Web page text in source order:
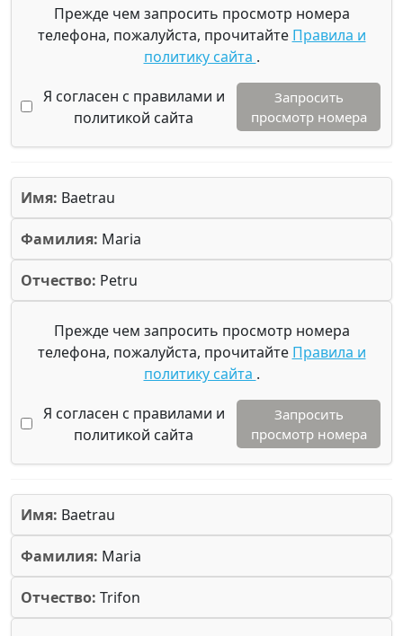
Прежде чем запросить просмотр номера
телефона, пожалуйста, прочитайте Правила и
политику сайта .
Я согласен с правилами и
политикой сайта
Запросить
просмотр номера
Имя: Baetrau
Фамилия: Maria
Отчество: Petru
Прежде чем запросить просмотр номера
телефона, пожалуйста, прочитайте Правила и
политику сайта .
Я согласен с правилами и
политикой сайта
Запросить
просмотр номера
Имя: Baetrau
Фамилия: Maria
Отчество: Trifon